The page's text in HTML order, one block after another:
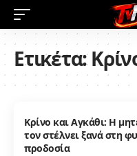
Ετικέτα:
Κρίνο και Αγκάθι: Η
τον στέλνει ξανά στη
προδοσία